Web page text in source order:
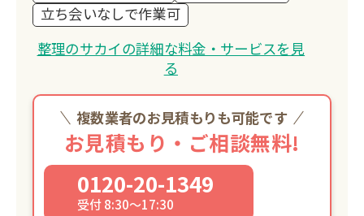
立ち会いなしで作業可
整理のサカイの詳細な料金・サービスを見
る
複数業者のお見積もりも可能です
お見積もり・ご相談無料!
0120-20-1349
受付 8:30～17:30